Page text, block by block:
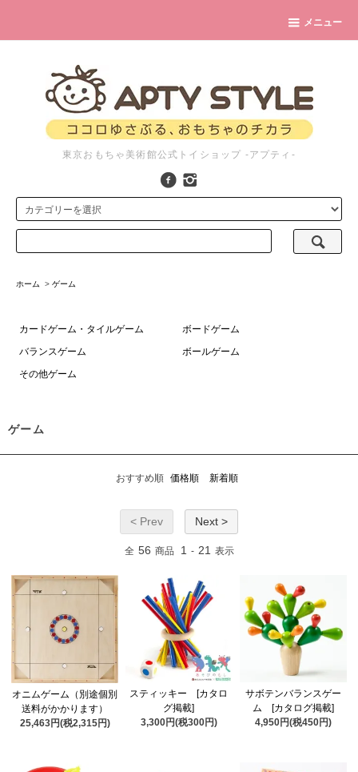
メニュー
東京おもちゃ美術館公式トイショップ -アプティ-
ホーム > ゲーム
カードゲーム・タイルゲーム
ボードゲーム
バランスゲーム
ボールゲーム
その他ゲーム
ゲーム
おすすめ順 価格順 新着順
< Prev Next >
全 56 商品 1 - 21 表示
オニムゲーム（別途個別
送料がかかります）
25,463円(税2,315円)
スティッキー [カタロ
グ掲載]
3,300円(税300円)
サボテンバランスゲー
ム [カタログ掲載]
4,950円(税450円)